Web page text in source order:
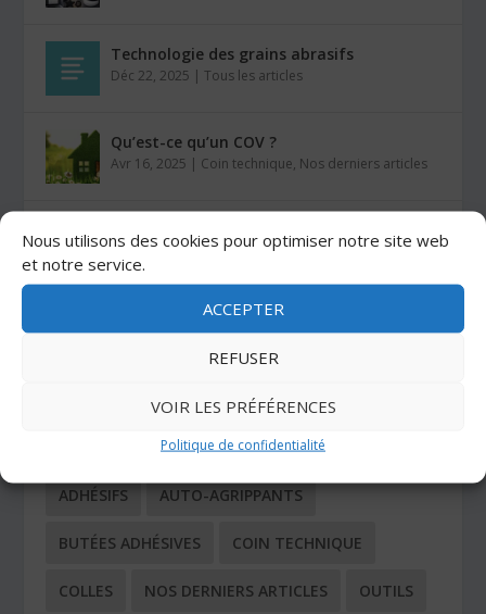
Nous utilisons des cookies pour optimiser notre site web
et notre service.
ACCEPTER
REFUSER
VOIR LES PRÉFÉRENCES
Politique de confidentialité
Technologie des grains abrasifs
Déc 22, 2025 |Tous les articles
Qu’est-ce qu’un COV ?
Avr 16, 2025 | Coin technique, Nos derniers articles
Mar 26, 2025|Auto-agrippants
Les colles Stratogrip X15 et X25
Jan 27, 2025|Colles
ADHÉSIFS AUTO-AGRIPPANTS
BUTÉES ADHÉSIVES COIN TECHNIQUE
COLLES NOS DERNIERS ARTICLES OUTILS